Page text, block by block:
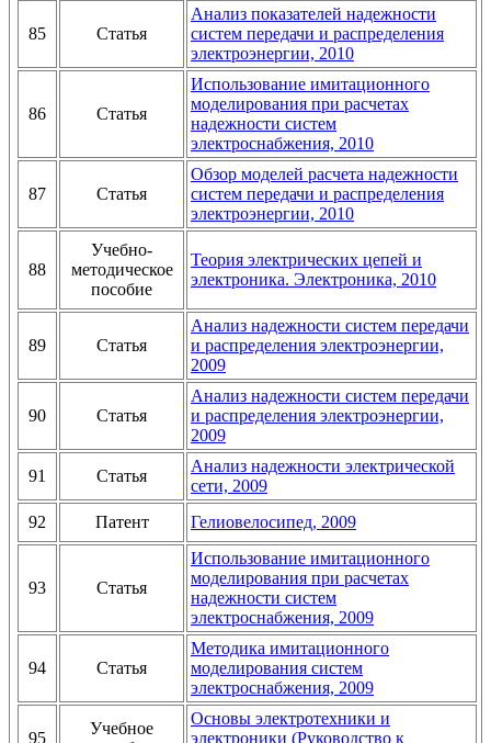
85 Статья
Анализ показателей надежности
систем передачи и распределения
электроэнергии, 2010
86 Статья
Использование имитационного
моделирования при расчетах
надежности систем
электроснабжения, 2010
87 Статья
Обзор моделей расчета надежности
систем передачи и распределения
электроэнергии, 2010
88
Учебно-
методическое
пособие
Теория электрических цепей и
электроника. Электроника, 2010
89 Статья
Анализ надежности систем передачи
и распределения электроэнергии,
2009
90 Статья
Анализ надежности систем передачи
и распределения электроэнергии,
2009
91 Статья
Анализ надежности электрической
сети, 2009
92
Патент Гелиовелосипед, 2009
93 Статья
Использование имитационного
моделирования при расчетах
надежности систем
электроснабжения, 2009
94 Статья
Методика имитационного
моделирования систем
электроснабжения, 2009
95
Учебное
Основы электротехники и
электроники (Руководство к